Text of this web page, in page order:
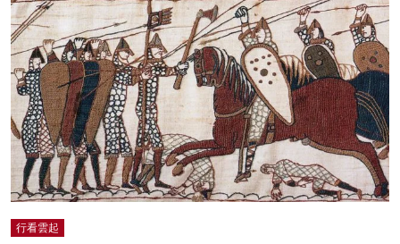
行看雲起